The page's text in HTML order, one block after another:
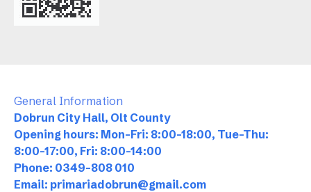
General Information
Dobrun City Hall, Olt County
Opening hours: Mon-Fri: 8:00-18:00, Tue-Thu:
8:00-17:00, Fri: 8:00-14:00
Phone: 0349-808 010
Email: primariadobrun@gmail.com